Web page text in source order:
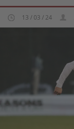
13 / 03 / 24